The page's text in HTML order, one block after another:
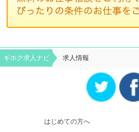
ギホク求⼈ナビ 求人情報
はじめての方へ